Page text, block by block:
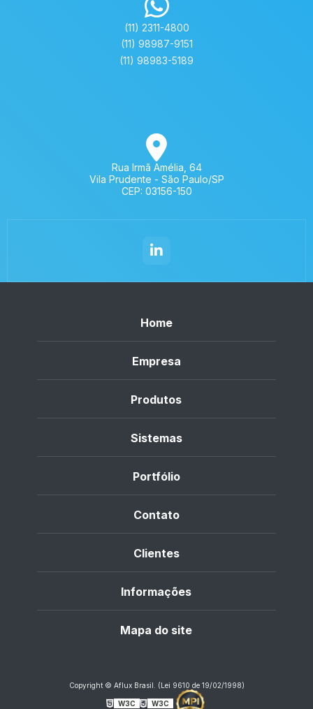
(11) 2311-4800
(11) 98987-9151
(11) 98983-5189
Rua Irmã Amélia, 64
Vila Prudente - São Paulo/SP
CEP: 03156-150
Home
Empresa
Produtos
Sistemas
Portfólio
Contato
Clientes
Informações
Mapa do site
Copyright © Aflux Brasil. (Lei 9610 de 19/02/1998)
W3C W3C